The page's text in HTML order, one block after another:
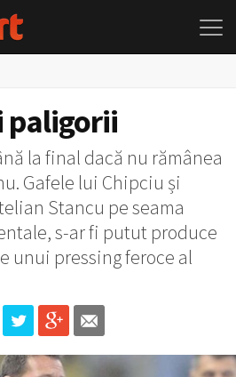
paligorii
la final dacă nu rămânea
Gafele lui Chipciu și
Stancu pe seama
s-ar fi putut produce
unui pressing feroce al